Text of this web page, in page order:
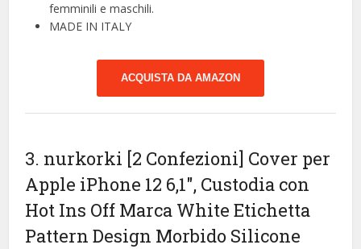
femminili e maschili.
MADE IN ITALY
ACQUISTA DA AMAZON
3. nurkorki [2 Confezioni] Cover per
Apple iPhone 12 6,1″, Custodia con
Hot Ins Off Marca White Etichetta
Pattern Design Morbido Silicone